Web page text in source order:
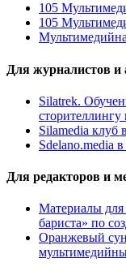
105
105
Для журналистов и
Silatrek.
Silamedia клуб
Sdelano.media
Для редакторов и
Материалы
бариста» по
Оранжевый